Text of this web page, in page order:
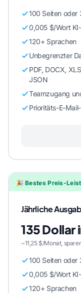
100 Seiten
0,005 $/Wort
120+ Sprachen
Unbegrenzter
PDF, DOCX,
JSON
Teamzugang
Prioritäts-E-
🎉 Bestes Preis-
Jährliche
135 Dollar
~11,25 $/Monat,
100 Seiten
0,005 $/Wort
120+ Sprachen